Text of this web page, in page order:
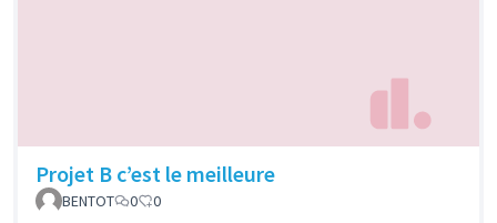
Projet B c’est le meilleure
BENTOT 0 0